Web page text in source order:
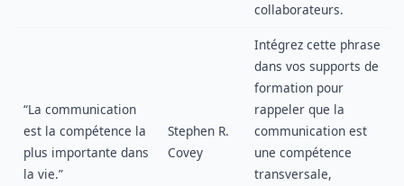
collaborateurs.
“La communication
est la compétence la
plus importante dans
la vie.”
Stephen R.
Covey
Intégrez cette phrase
dans vos supports de
formation pour
rappeler que la
communication est
une compétence
transversale,